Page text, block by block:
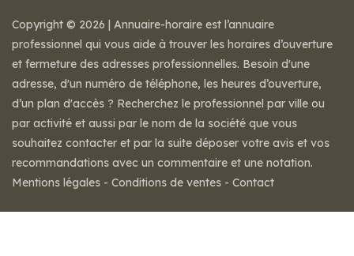
Copyright © 2026 | Annuaire-horaire est l’annuaire
professionnel qui vous aide à trouver les horaires d’ouverture
et fermeture des adresses professionnelles. Besoin d'une
adresse, d'un numéro de téléphone, les heures d’ouverture,
d’un plan d'accès ? Recherchez le professionnel par ville ou
par activité et aussi par le nom de la société que vous
souhaitez contacter et par la suite déposer votre avis et vos
recommandations avec un commentaire et une notation.
Mentions légales - Conditions de ventes - Contact